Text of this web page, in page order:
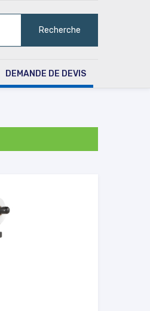
Recherche
DEMANDE DE DEVIS